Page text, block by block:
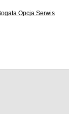
Opcja Serwis